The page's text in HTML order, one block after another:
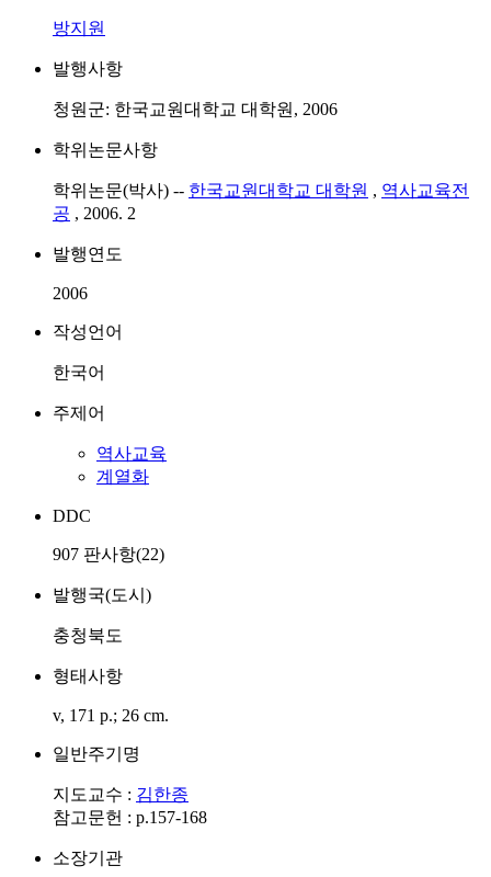
방지원
발행사항
청원군: 한국교원대학교 대학원, 2006
학위논문사항
학위논문(박사) -- 한국교원대학교 대학원 , 역사교육전
공 , 2006. 2
발행연도
2006
작성언어
한국어
주제어
역사교육
계열화
DDC
907 판사항(22)
발행국(도시)
충청북도
형태사항
v, 171 p.; 26 cm.
일반주기명
지도교수 : 김한종
참고문헌 : p.157-168
소장기관